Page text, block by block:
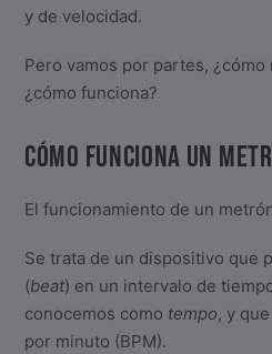
y de velocidad.
Pero vamos por partes,
¿cómo funciona?
CÓMO FUNCIONA UN
El funcionamiento de un
Se trata de un dispositivo que
(beat) en un intervalo de
conocemos como tempo, y
por minuto (BPM).